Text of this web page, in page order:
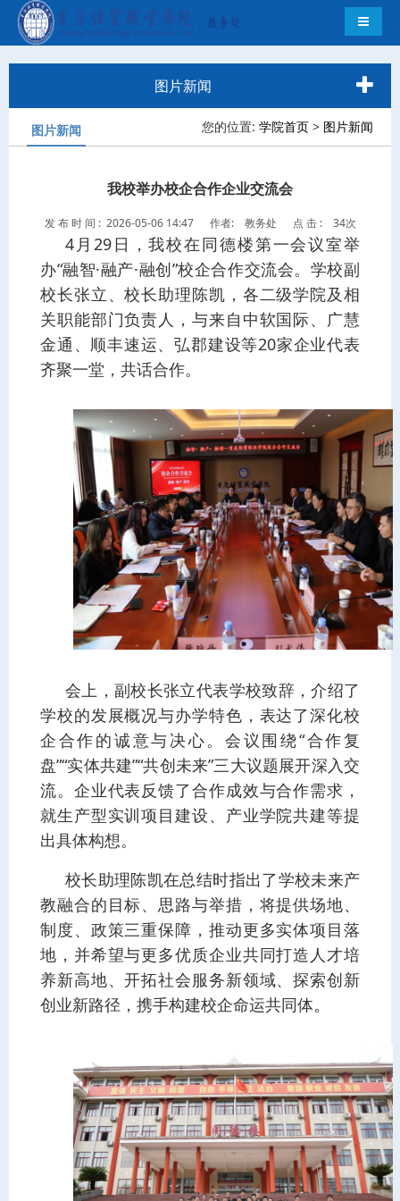
导航切
图片新闻
图片新闻 您的位置: 学院首页 > 图片新闻
我校举办校企合作企业交流会
发 布 时 间 : 2026-05-06 14:47 作者: 教务处 点 击 : 34次
4月29日，我校在同德楼第一会议室举
办“融智·融产·融创”校企合作交流会。学校副
校长张立、校长助理陈凯，各二级学院及相
关职能部门负责人，与来自中软国际、广慧
金通、顺丰速运、弘郡建设等20家企业代表
齐聚一堂，共话合作。
会上，副校长张立代表学校致辞，介绍了
学校的发展概况与办学特色，表达了深化校
企合作的诚意与决心。会议围绕“合作复
盘”“实体共建”“共创未来”三大议题展开深入交
流。企业代表反馈了合作成效与合作需求，
就生产型实训项目建设、产业学院共建等提
出具体构想。
校长助理陈凯在总结时指出了学校未来产
教融合的目标、思路与举措，将提供场地、
制度、政策三重保障，推动更多实体项目落
地，并希望与更多优质企业共同打造人才培
养新高地、开拓社会服务新领域、探索创新
创业新路径，携手构建校企命运共同体。